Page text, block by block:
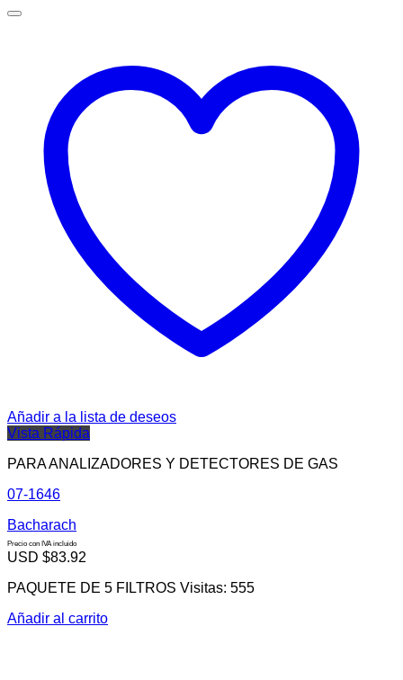
Añadir a la lista de deseos
Vista Rápida
PARA ANALIZADORES Y DETECTORES DE GAS
07-1646
Bacharach
Precio con IVA incluido
USD $83.92
PAQUETE DE 5 FILTROS Visitas: 555
Añadir al carrito